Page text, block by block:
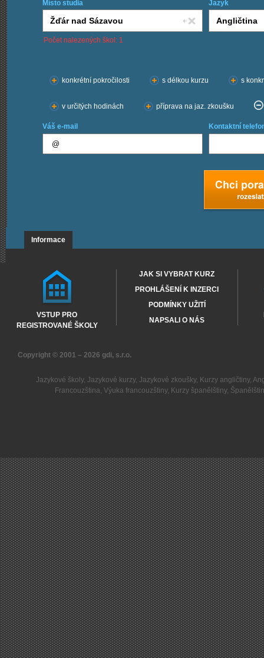
Místo studia Jazyk
Počet nalezených škol: 1
konkrétní pokročilosti
s délkou kurzu s
v určitých hodinách příprava na jaz. zkoušku
Váš e-mail Kontaktní
Informace
VSTUP PRO
REGISTROVANÉ ŠKOLY
JAK SI VYBRAT KURZ
PROHLÁŠENÍ K INZERCI
PODMÍNKY UŽITÍ
NAPSALI O NÁS
Copyright © 2001 – 2026 gdi, s.r.o.
Jazykové školy, Jazykové kurzy, Jazykové zkoušky, Kurzy angličtiny,
Francouzština,Výuka francouzštiny, Kurzy španělštiny,